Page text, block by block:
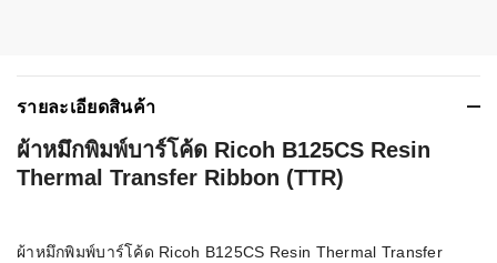
รายละเอียดสินค้า
ผ้าหมึกพิมพ์บาร์โค้ด Ricoh B125CS Resin
Thermal Transfer Ribbon (TTR)
ผ้าหมึกพิมพ์บาร์โค้ด Ricoh B125CS Resin Thermal Transfer